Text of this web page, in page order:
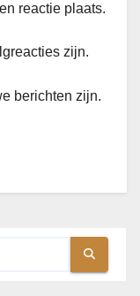
reactie plaats.
zijn.
berichten zijn.